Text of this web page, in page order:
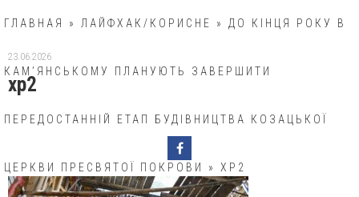
ГЛАВНАЯ » ЛАЙФХАК/КОРИСНЕ » ДО КІНЦЯ РОКУ В
КАМ’ЯНСЬКОМУ ПЛАНУЮТЬ ЗАВЕРШИТИ
ПЕРЕДОСТАННІЙ ЕТАП БУДІВНИЦТВА КОЗАЦЬКОЇ
ЦЕРКВИ ПРЕСВЯТОЇ ПОКРОВИ » ХР2
23.06.2026
хр2